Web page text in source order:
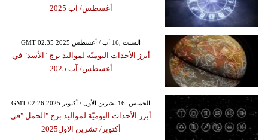
أغسطس/ آب 2025
GMT 02:35 2025 السبت ,16 آب / أغسطس
أبرز الأحداث اليوميّة لمواليد برج "الأسد" في
أغسطس/ آب 2025
GMT 02:26 2025 الخميس ,16 تشرين الأول / أكتوبر
أبرز الأحداث اليوميّة لمواليد برج "الحمل "في
أكتوبر/ تشرين الاول2025